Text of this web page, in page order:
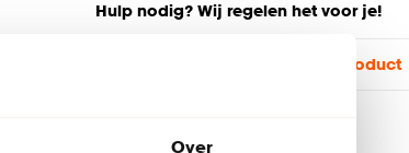
Over
Hulp nodig? Wij regelen het voor je!
Ga terug naar het hoofdproduct